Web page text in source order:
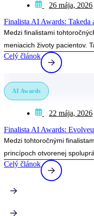
26 mája, 2026
Finalista AI Awards:
Medzi finalistami
meniacich životy pacientov.
Celý článok
AI Awards
22 mája, 2026
Finalista AI Awards:
Medzi tohtoročnými
princípoch otvorenej
Celý článok